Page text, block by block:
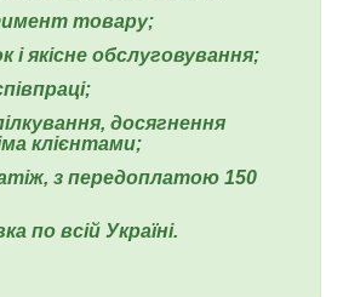
товару;
і якісне обслуговування;
досягнення
клієнтами;
з передоплатою 150
по всій Україні.